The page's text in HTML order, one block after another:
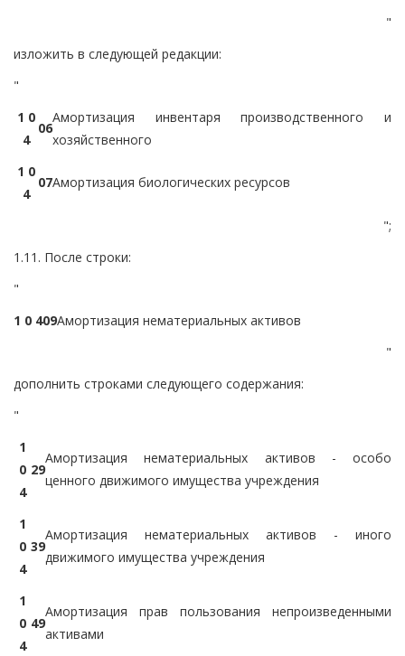
"
изложить в следующей редакции:
"
1 0
4
06
Амортизация инвентаря производственного и
хозяйственного
1 0
4
07Амортизация биологических ресурсов
";
1.11. После строки:
"
1 0 409Амортизация нематериальных активов
"
дополнить строками следующего содержания:
"
1
0
4
29
Амортизация нематериальных активов - особо
ценного движимого имущества учреждения
1
0
4
39
Амортизация нематериальных активов - иного
движимого имущества учреждения
1
0
4
49
Амортизация прав пользования непроизведенными
активами